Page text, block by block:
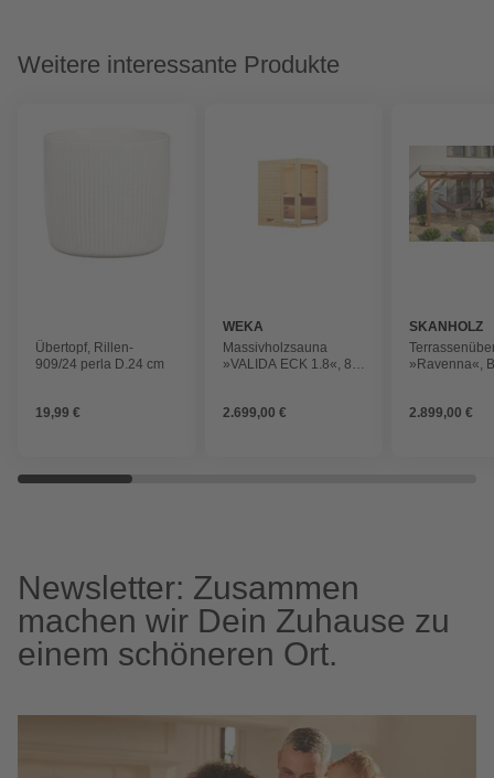
Weitere interessante Produkte
Übertopf, Rillen-
909/24 perla D.24 cm
19,99 €
WEKA
Massivholzsauna
»VALIDA ECK 1.8«, 8
Steuerung
2.699,00 €
SKANHOLZ
»Ravenna«,
2.899,00 €
Newsletter: Zusammen
machen wir Dein Zuhause zu
einem schöneren Ort.